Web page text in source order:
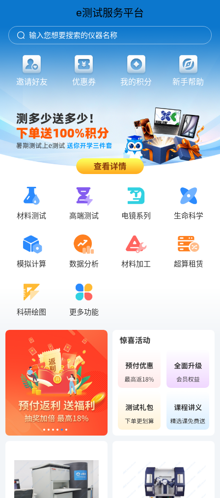
e测试服务平台
输入您想要搜索的仪器名称
邀请好友 优惠券 我的积分 新手帮助
材料测试 高端测试 电镜系列 生命科学
模拟计算 数据分析 材料加工 超算租赁
科研绘图 更多功能